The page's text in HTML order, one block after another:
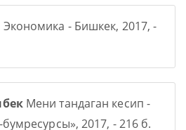
Экономика - Бишкек, 2017, -
Мени тандаган кесип -
2017, - 216 б.